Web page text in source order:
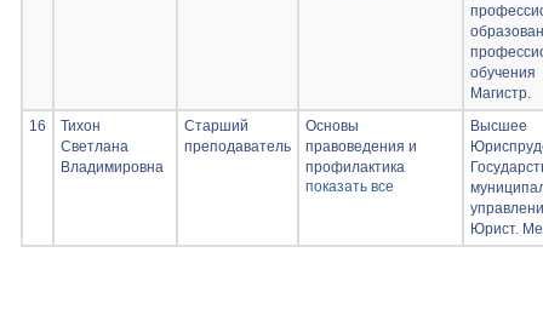
деятельности;
Основы
проектирования
презентации
обучения
Магистр.
16
Тихон
Светлана
Владимировна
Старший
преподаватель
Основы
правоведения и
профилактика
противоправных
показать все
Высшее
Юрист.